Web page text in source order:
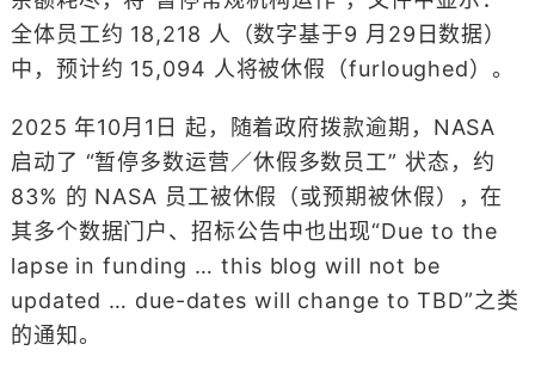
全体员工约 18,218 人（数字基于9 月29日数据）
中，预计约 15,094 人将被休假（furloughed）。
2025 年10月1日 起，随着政府拨款逾期，NASA
启动了 “暂停多数运营／休假多数员工” 状态，约
83% 的 NASA 员工被休假（或预期被休假），在
其多个数据门户、招标公告中也出现“Due to the
lapse in funding … this blog will not be
updated … due-dates will change to TBD”之类
的通知。